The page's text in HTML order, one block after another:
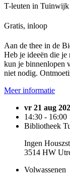
T-leuten in Tuinwijk
Gratis, inloop
Aan de thee in de
Heb je ideeën die je
kun je binnenlopen
niet nodig.
Meer informatie
vr 21 aug
14:30 - 16:00
Bibliotheek
Ingen
3514 HW
Volwassenen